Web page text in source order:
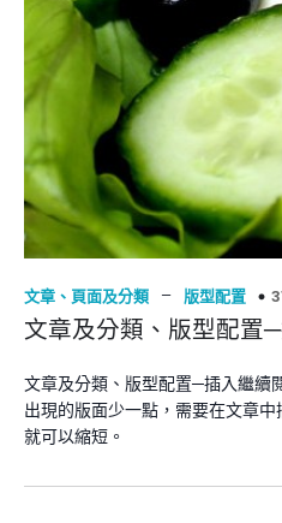
文章、頁面及分類 – 版型配置
文章及分類、版型配置
文章及分類、版型配置─插入繼
出現的版面少一點，需要在文章
就可以縮短。